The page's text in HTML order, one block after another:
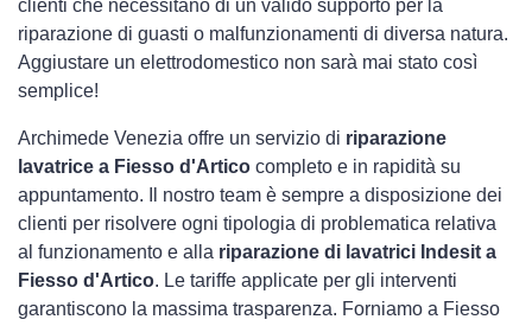
clienti che necessitano di un valido supporto per la
riparazione di guasti o malfunzionamenti di diversa natura.
Aggiustare un elettrodomestico non sarà mai stato così
semplice!
Archimede Venezia offre un servizio di riparazione
lavatrice a Fiesso d'Artico completo e in rapidità su
appuntamento. Il nostro team è sempre a disposizione dei
clienti per risolvere ogni tipologia di problematica relativa
al funzionamento e alla riparazione di lavatrici Indesit a
Fiesso d'Artico. Le tariffe applicate per gli interventi
garantiscono la massima trasparenza. Forniamo a Fiesso